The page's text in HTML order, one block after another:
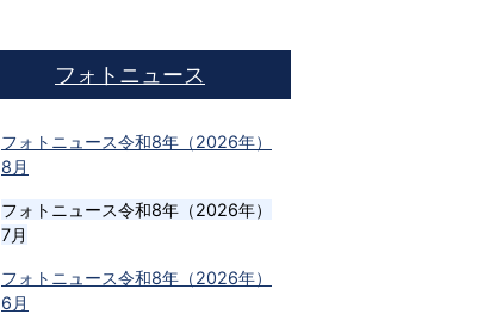
フォトニュース
フォトニュース令和8年（2026年）
8月
フォトニュース令和8年（2026年）
7月
フォトニュース令和8年（2026年）
6月